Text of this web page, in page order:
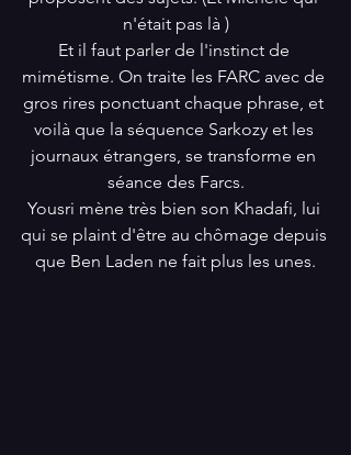
n'était pas là )
Et il faut parler de l'instinct de
mimétisme. On traite les FARC avec de
gros rires ponctuant chaque phrase, et
voilà que la séquence Sarkozy et les
journaux étrangers, se transforme en
séance des Farcs.
Yousri mène très bien son Khadafi, lui
qui se plaint d'être au chômage depuis
que Ben Laden ne fait plus les unes.